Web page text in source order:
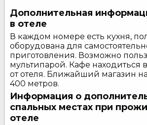
Дополнительная
в отеле
В каждом номере есть кухня,
оборудована для
приготовления. Возможно
мультипарой. Кафе находиться
от отеля. Ближайший магазин
400 метров.
Информация о
спальных местах при
отеле